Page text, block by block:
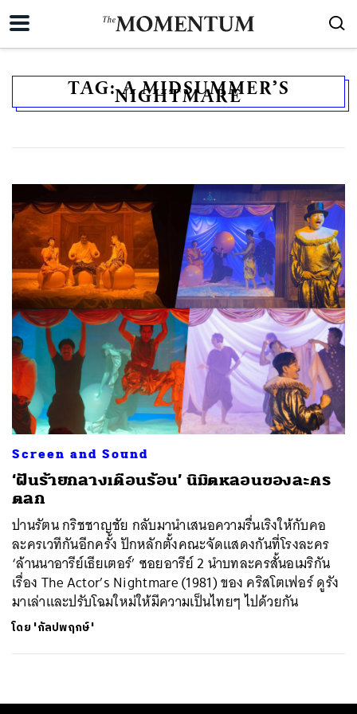
TAG:A MIDSUMMER’S
NIGHTMARE
Screen and Sound
‘ฝันร้ายกลางเดือนร้อน’ นิมิตหลอนของละคร
ตลก
ปานรัตน กริชชาญชัย กลับมานำเสนอความรื่นเริงให้กับคอ
ละครเวทีกันอีกครั้ง ปักหลักตั้งคณะจัดแสดงกันที่โรงละคร
‘ล้านนาอารีย์เธียเตอร์’ ซอยอารีย์ 2 นำบทละครสั้นอเมริกัน
เรื่อง The Actor’s Nightmare (1981) ของ คริสโตเฟอร์ ดูรัง
มาเล่าและปรับโฉมใหม่ให้มีความเป็นไทยๆ ไปด้วยกัน
โดย 'กัลปพฤกษ์'
ค้นหา
SHARE TWEET LINE EMAIL